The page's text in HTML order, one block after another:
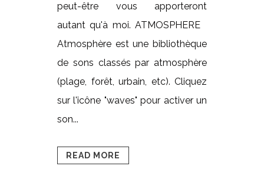
peut-être vous apporteront
autant qu'à moi. ATMOSPHERE
Atmosphère est une bibliothèque
de sons classés par atmosphère
(plage, forêt, urbain, etc). Cliquez
sur l'icône "waves" pour activer un
son...
READ MORE